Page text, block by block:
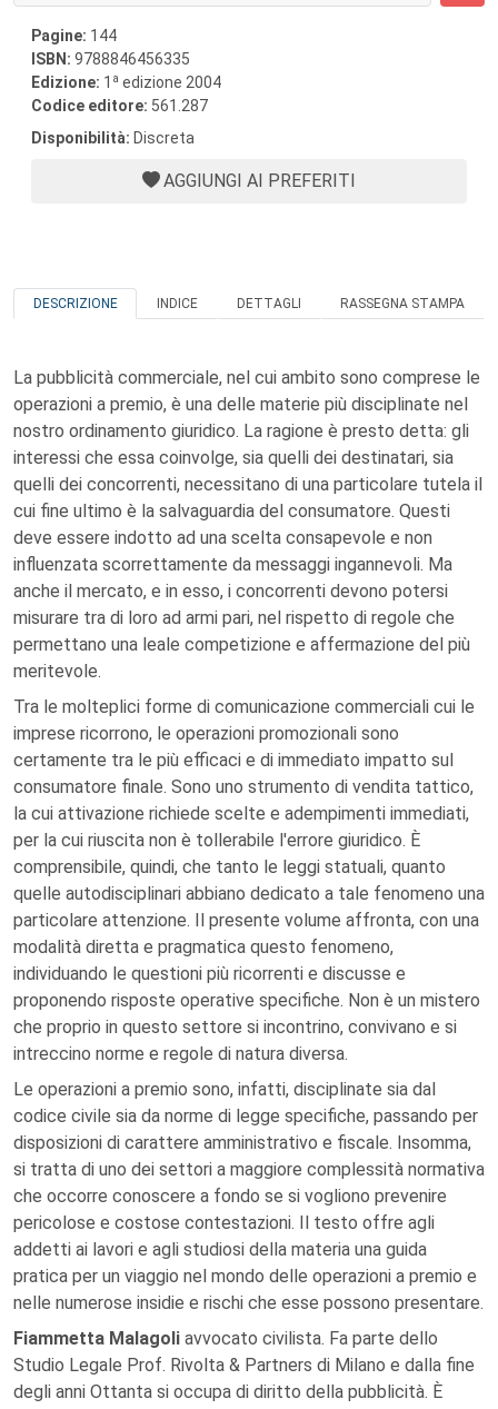
Pagine: 144
ISBN: 9788846456335
Edizione: 1 a edizione 2004
Codice editore: 561.287
Disponibilità: Discreta
AGGIUNGI AI PREFERITI
DESCRIZIONE INDICE DETTAGLI RASSEGNA STAMPA
La pubblicità commerciale, nel cui ambito sono comprese le
operazioni a premio, è una delle materie più disciplinate nel
nostro ordinamento giuridico. La ragione è presto detta: gli
interessi che essa coinvolge, sia quelli dei destinatari, sia
quelli dei concorrenti, necessitano di una particolare tutela il
cui fine ultimo è la salvaguardia del consumatore. Questi
deve essere indotto ad una scelta consapevole e non
influenzata scorrettamente da messaggi ingannevoli. Ma
anche il mercato, e in esso, i concorrenti devono potersi
misurare tra di loro ad armi pari, nel rispetto di regole che
permettano una leale competizione e affermazione del più
meritevole.
Tra le molteplici forme di comunicazione commerciali cui le
imprese ricorrono, le operazioni promozionali sono
certamente tra le più efficaci e di immediato impatto sul
consumatore finale. Sono uno strumento di vendita tattico,
la cui attivazione richiede scelte e adempimenti immediati,
per la cui riuscita non è tollerabile l'errore giuridico. È
comprensibile, quindi, che tanto le leggi statuali, quanto
quelle autodisciplinari abbiano dedicato a tale fenomeno una
particolare attenzione. Il presente volume affronta, con una
modalità diretta e pragmatica questo fenomeno,
individuando le questioni più ricorrenti e discusse e
proponendo risposte operative specifiche. Non è un mistero
che proprio in questo settore si incontrino, convivano e si
intreccino norme e regole di natura diversa.
Le operazioni a premio sono, infatti, disciplinate sia dal
codice civile sia da norme di legge specifiche, passando per
disposizioni di carattere amministrativo e fiscale. Insomma,
si tratta di uno dei settori a maggiore complessità normativa
che occorre conoscere a fondo se si vogliono prevenire
pericolose e costose contestazioni. Il testo offre agli
addetti ai lavori e agli studiosi della materia una guida
pratica per un viaggio nel mondo delle operazioni a premio e
nelle numerose insidie e rischi che esse possono presentare.
Fiammetta Malagoli avvocato civilista. Fa parte dello
Studio Legale Prof. Rivolta & Partners di Milano e dalla fine
degli anni Ottanta si occupa di diritto della pubblicità. È